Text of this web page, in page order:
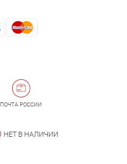
ПОЧТА РОССИИ
НЕТ В НАЛИЧИИ